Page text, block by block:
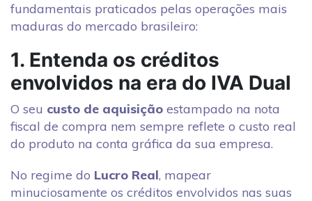
fundamentais praticados pelas operações mais
maduras do mercado brasileiro:
1. Entenda os créditos
envolvidos na era do IVA Dual
O seu custo de aquisição estampado na nota
fiscal de compra nem sempre reflete o custo real
do produto na conta gráfica da sua empresa.
No regime do Lucro Real, mapear
minuciosamente os créditos envolvidos nas suas